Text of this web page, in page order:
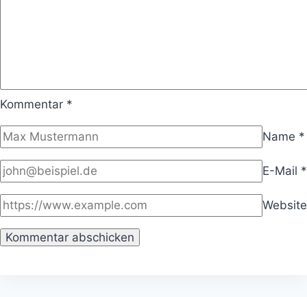
Kommentar *
Name *
E-Mail *
Website